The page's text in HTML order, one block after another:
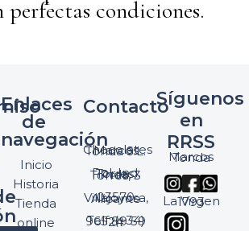
condiciones.
Enlaces
de
navegación
Inicio
Historia
Tienda
online
Contacto
Chocolates Marcos Tonda S.L.
Pol. Ind. Torres, Ptda. Torres, 3
03570 Villajoyosa, Alicante
Telf: (+34) 965 89 59 24
Síguenos
en
RRSS
Marcos Tonda
La Virgen 1793